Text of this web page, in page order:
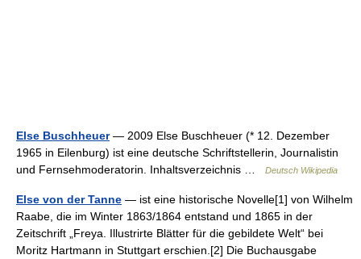
Else Buschheuer— 2009 Else Buschheuer (* 12. Dezember
1965 in Eilenburg) ist eine deutsche Schriftstellerin, Journalistin
und Fernsehmoderatorin. Inhaltsverzeichnis …
Deutsch Wikipedia
Else von der Tanne — ist eine historische Novelle[1] von Wilhelm
Raabe, die im Winter 1863/1864 entstand und 1865 in der
Zeitschrift „Freya. Illustrirte Blätter für die gebildete Welt“ bei
Moritz Hartmann in Stuttgart erschien.[2] Die Buchausgabe